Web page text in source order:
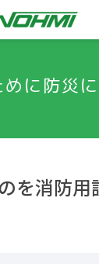
に防災
を消防用